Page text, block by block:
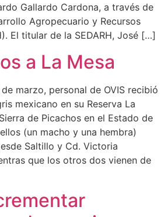
Gallardo Cardona, a través de
Agropecuario y Recursos
El titular de la SEDARH, José […]
a La Mesa
marzo, personal de OVIS recibió
mexicano en su Reserva La
de Picachos en el Estado de
(un macho y una hembra)
Saltillo y Cd. Victoria
que los otros dos vienen de